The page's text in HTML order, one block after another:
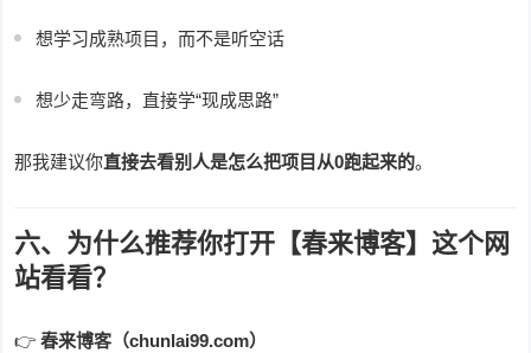
想学习成熟项目，而不是听空话
想少走弯路，直接学“现成思路”
那我建议你直接去看别人是怎么把项目从0跑起来的。
六、为什么推荐你打开【春来博客】这个网
站看看？
👉春来博客（chunlai99.com）